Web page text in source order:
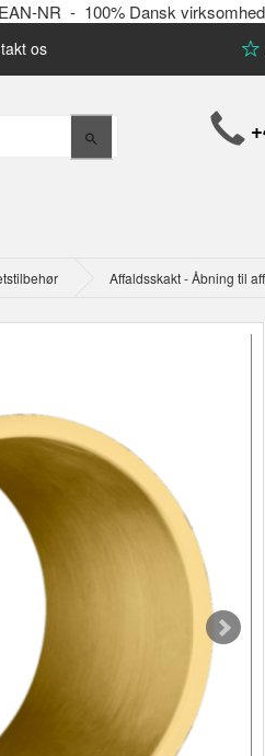
NR - 100% Dansk
os
Affaldsskakt - Åbning til